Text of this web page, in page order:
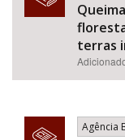
Área de Levantamento
Área Protegida
terras
Agência